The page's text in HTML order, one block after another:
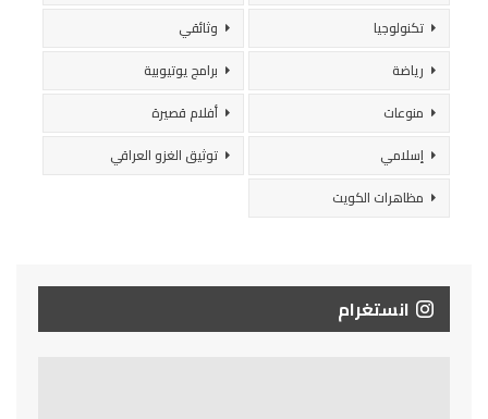
تكنولوجيا
وثائقي
رياضة
برامج يوتيوبية
منوعات
أفلام قصيرة
إسلامي
توثيق الغزو العراقي
مظاهرات الكويت
انستغرام